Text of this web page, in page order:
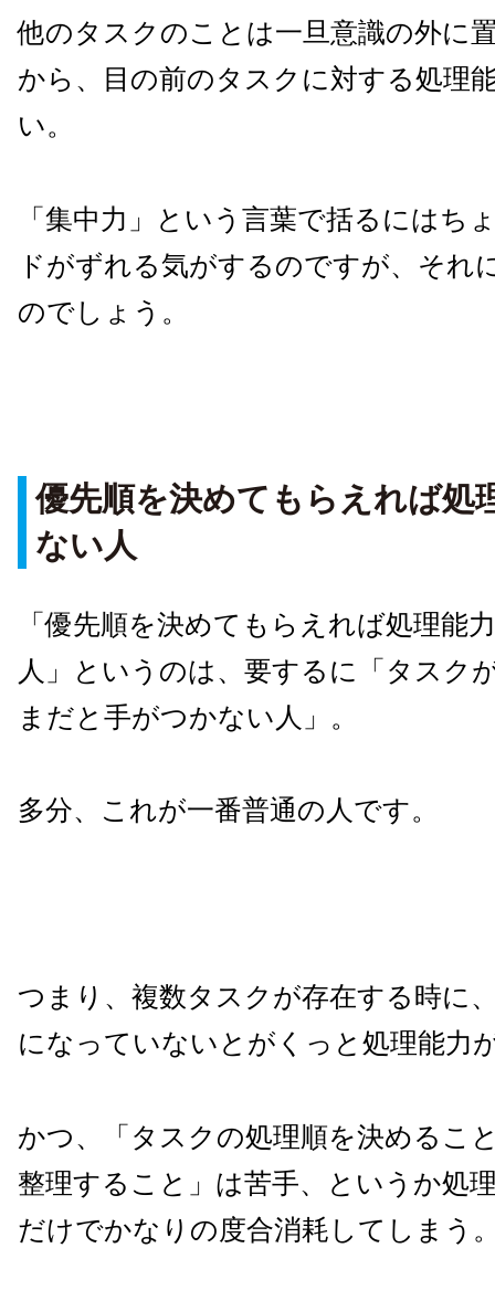
他のタスクのことは一旦意識の外に
から、目の前のタスクに対する処理
い。
「集中力」という言葉で括るにはち
ドがずれる気がするのですが、それ
のでしょう。
優先順を決めてもらえれば処
ない人
「優先順を決めてもらえれば処理能
人」というのは、要するに「タスク
まだと手がつかない人」。
多分、これが一番普通の人です。
つまり、複数タスクが存在する時に
になっていないとがくっと処理能力
かつ、「タスクの処理順を決めるこ
整理すること」は苦手、というか処
だけでかなりの度合消耗してしまう